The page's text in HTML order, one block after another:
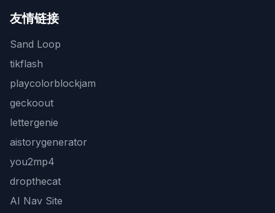
友情链接
Sand Loop
tikflash
playcolorblockjam
geckoout
lettergenie
aistorygenerator
you2mp4
dropthecat
AI Nav Site